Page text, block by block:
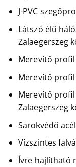
J-PVC
Látszó élű
Zalaegerszeg
Merevítő profil
Merevítő profil
Merevítő profil
Zalaegerszeg
Sarokvédő
Vízszintes
Ívre hajlítható